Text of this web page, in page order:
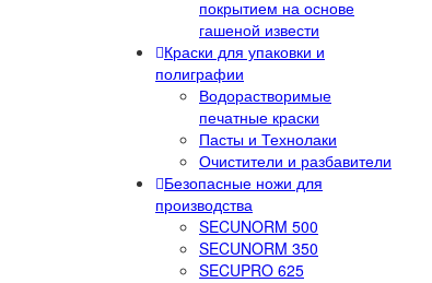
покрытием на основе
гашеной извести
Краски для упаковки и
полиграфии
Водорастворимые
печатные краски
Пасты и Технолаки
Очистители и разбавители
Безопасные ножи для
производства
SECUNORM 500
SECUNORM 350
SECUPRO 625